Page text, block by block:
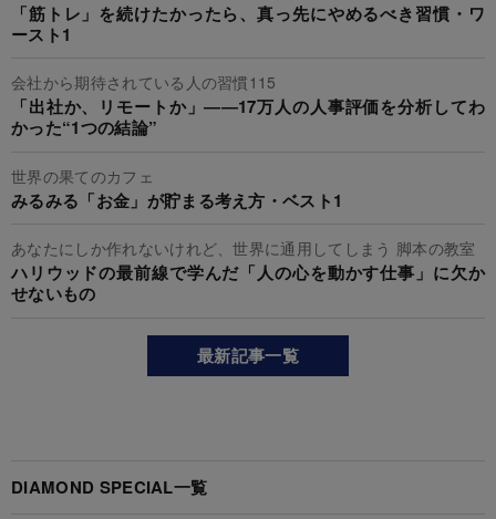
「筋トレ」を続けたかったら、真っ先にやめるべき習慣・ワ
ースト1
会社から期待されている人の習慣115
「出社か、リモートか」――17万人の人事評価を分析してわ
かった“1つの結論”
世界の果てのカフェ
みるみる「お金」が貯まる考え方・ベスト1
あなたにしか作れないけれど、世界に通用してしまう 脚本の教室
ハリウッドの最前線で学んだ「人の心を動かす仕事」に欠か
せないもの
最新記事一覧
DIAMOND SPECIAL一覧